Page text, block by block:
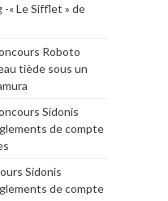
« Le Sifflet » de
Roboto
tiède sous un
Sidonis
de compte
Sidonis
de compte